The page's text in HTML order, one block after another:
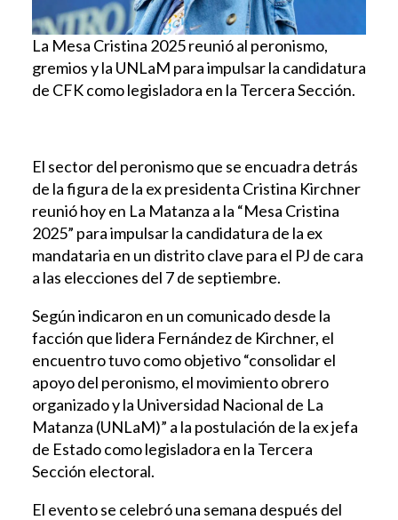
La Mesa Cristina 2025 reunió al peronismo,
gremios y la UNLaM para impulsar la candidatura
de CFK como legisladora en la Tercera Sección.
El sector del peronismo que se encuadra detrás
de la figura de la ex presidenta Cristina Kirchner
reunió hoy en La Matanza a la “Mesa Cristina
2025” para impulsar la candidatura de la ex
mandataria en un distrito clave para el PJ de cara
a las elecciones del 7 de septiembre.
Según indicaron en un comunicado desde la
facción que lidera Fernández de Kirchner, el
encuentro tuvo como objetivo “consolidar el
apoyo del peronismo, el movimiento obrero
organizado y la Universidad Nacional de La
Matanza (UNLaM)” a la postulación de la ex jefa
de Estado como legisladora en la Tercera
Sección electoral.
El evento se celebró una semana después del